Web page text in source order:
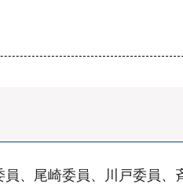
、尾崎委員、川戸委員